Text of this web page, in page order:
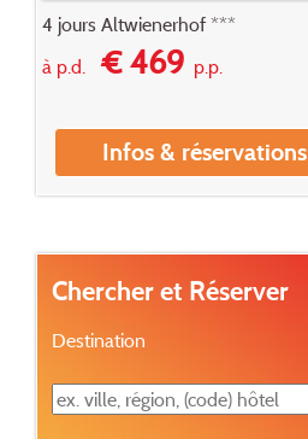
4 jours Altwienerhof ***
à p.d.€ 469p.p.
Infos & réservations
Chercher et Réserver
Destination